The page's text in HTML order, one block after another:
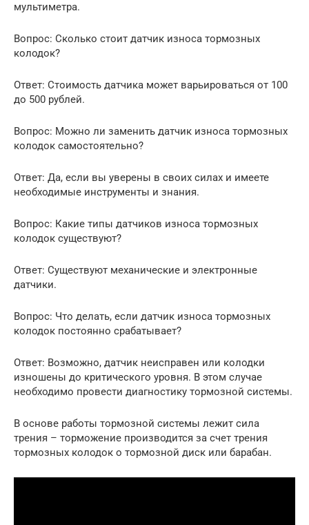
мультиметра.
Вопрос: Сколько стоит датчик износа тормозных
колодок?
Ответ: Стоимость датчика может варьироваться от 100
до 500 рублей.
Вопрос: Можно ли заменить датчик износа тормозных
колодок самостоятельно?
Ответ: Да, если вы уверены в своих силах и имеете
необходимые инструменты и знания.
Вопрос: Какие типы датчиков износа тормозных
колодок существуют?
Ответ: Существуют механические и электронные
датчики.
Вопрос: Что делать, если датчик износа тормозных
колодок постоянно срабатывает?
Ответ: Возможно, датчик неисправен или колодки
изношены до критического уровня. В этом случае
необходимо провести диагностику тормозной системы.
В основе работы тормозной системы лежит сила
трения – торможение производится за счет трения
тормозных колодок о тормозной диск или барабан.